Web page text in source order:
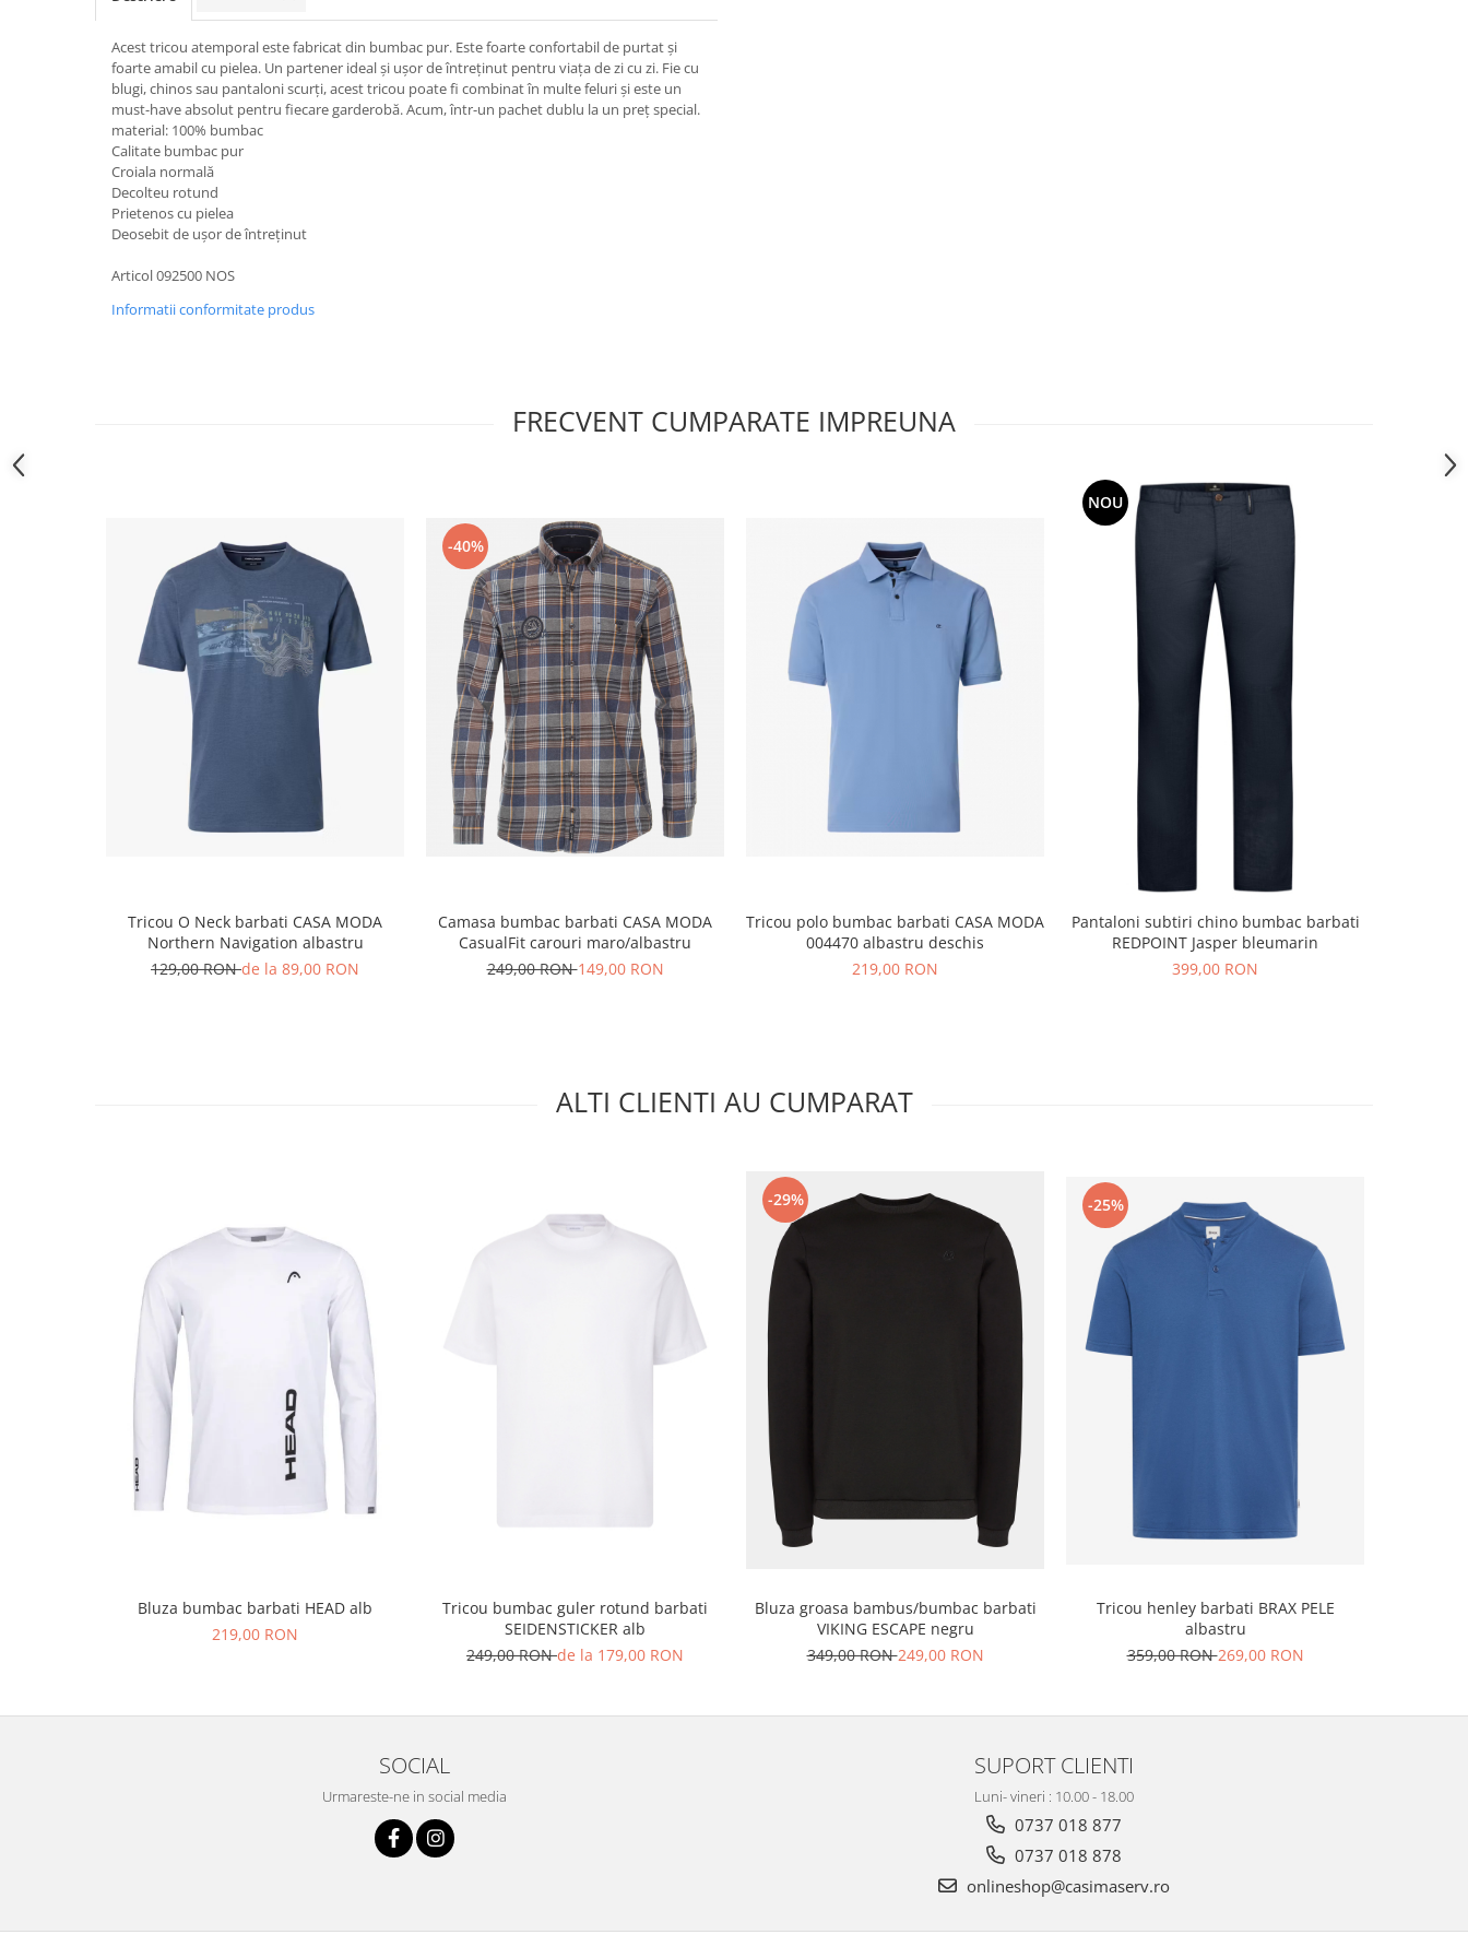
Acest tricou atemporal este fabricat din bumbac pur. Este foarte confortabil de purtat și
foarte amabil cu pielea. Un partener ideal și ușor de întreținut pentru viața de zi cu zi. Fie cu
blugi, chinos sau pantaloni scurți, acest tricou poate fi combinat în multe feluri și este un
must-have absolut pentru fiecare garderobă. Acum, într-un pachet dublu la un preț special.
material: 100% bumbac
Calitate bumbac pur
Croiala normală
Decolteu rotund
Prietenos cu pielea
Deosebit de ușor de întreținut
Articol 092500 NOS
Informatii conformitate produs
FRECVENT CUMPARATE IMPREUNA
Tricou O Neck barbati CASA MODA
Northern Navigation albastru
129,00 RONde la 89,00 RON
-40%
Camasa bumbac barbati CASA MODA
CasualFit carouri maro/albastru
249,00 RON149,00 RON
Tricou polo bumbac barbati CASA MODA
004470 albastru deschis
219,00 RON
NOU
Pantaloni subtiri chino bumbac barbati
REDPOINT Jasper bleumarin
399,00 RON
ALTI CLIENTI AU CUMPARAT
Bluza bumbac barbati HEAD alb
219,00 RON
Tricou bumbac guler rotund barbati
SEIDENSTICKER alb
249,00 RONde la 179,00 RON
-29%
Bluza groasa bambus/bumbac barbati
VIKING ESCAPE negru
349,00 RON249,00 RON
-25%
Tricou henley barbati BRAX PELE
albastru
359,00 RON269,00 RON
SOCIAL
Urmareste-ne in social media
SUPORT CLIENTI
Luni- vineri : 10.00 - 18.00
0737 018 877
0737 018 878
onlineshop@casimaserv.ro